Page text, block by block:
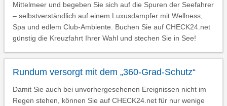
Mittelmeer und begeben Sie sich auf die Spuren der Seefahrer
– selbstverständlich auf einem Luxusdampfer mit Wellness,
Spa und edlem Club-Ambiente. Buchen Sie auf CHECK24.net
günstig die Kreuzfahrt Ihrer Wahl und stechen Sie in See!
Rundum versorgt mit dem „360-Grad-Schutz“
Damit Sie auch bei unvorhergesehenen Ereignissen nicht im
Regen stehen, können Sie auf CHECK24.net für nur wenige